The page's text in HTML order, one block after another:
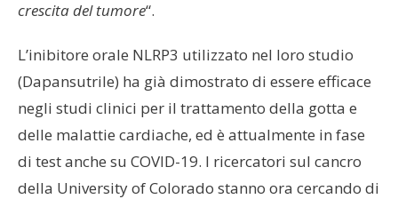
crescita del tumore“.
L’inibitore orale NLRP3 utilizzato nel loro studio
(Dapansutrile) ha già dimostrato di essere efficace
negli studi clinici per il trattamento della gotta e
delle malattie cardiache, ed è attualmente in fase
di test anche su COVID-19. I ricercatori sul cancro
della University of Colorado stanno ora cercando di